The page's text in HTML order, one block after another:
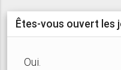
Êtes-vous ouvert les
Oui.